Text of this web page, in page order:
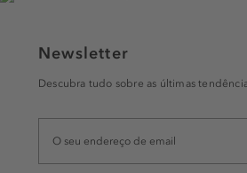
Newsletter
Descubra tudo sobre as últimas